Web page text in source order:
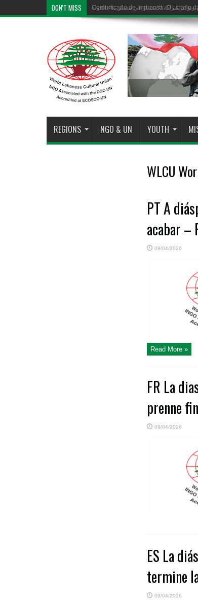
DON'T MISS Comunicado de Imprensa: O Líbano
REGIONS NGO & UN YOUTH
WLCU
PT A
acabar –
09/04/2026
Read More »
FR La
prenne
09/04/2026
ES La
termine
09/04/2026